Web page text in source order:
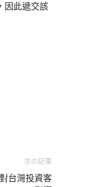
因此遞交該
次の記事
台灣投資客